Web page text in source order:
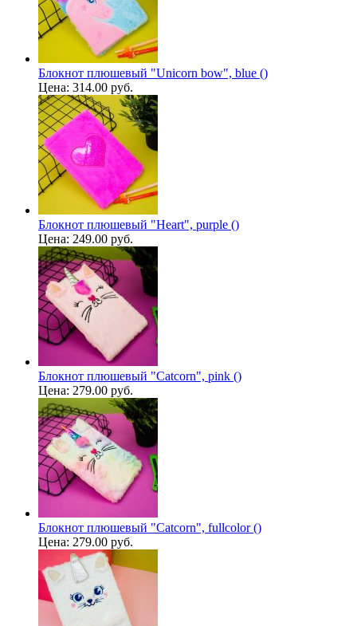
Блокнот плюшевый "Unicorn bow", blue ()
Цена: 314.00 руб.
Блокнот плюшевый "Heart", purple ()
Цена: 249.00 руб.
Блокнот плюшевый "Catcorn", pink ()
Цена: 279.00 руб.
Блокнот плюшевый "Catcorn", fullcolor ()
Цена: 279.00 руб.